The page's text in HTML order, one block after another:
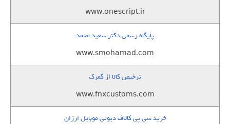
www.onescript.ir
پایگاه رسمی دکتر سعید محمد
www.smohamad.com
ترخیص کالا از گمرک
www.fnxcustoms.com
خرید سی پی کالاف دیوتی موبایل ارزان